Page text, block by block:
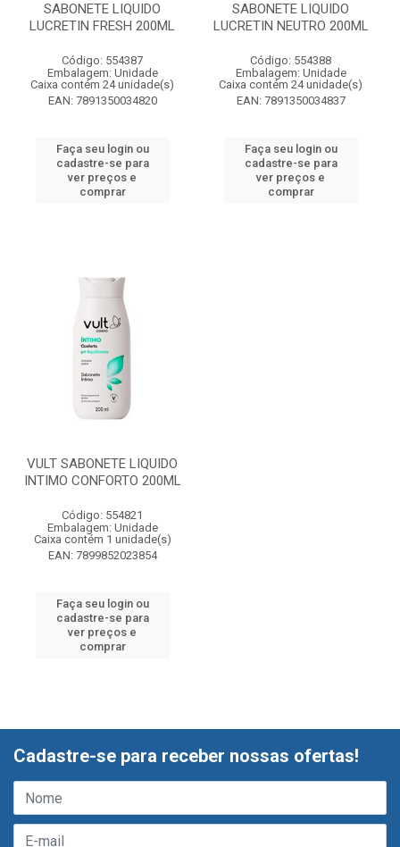
SABONETE LIQUIDO
LUCRETIN FRESH 200ML
Código: 554387
Embalagem: Unidade
Caixa contém 24 unidade(s)
EAN: 7891350034820
Faça seu login ou
cadastre-se para
ver preços e
comprar
SABONETE LIQUIDO
LUCRETIN NEUTRO 200ML
Código: 554388
Embalagem: Unidade
Caixa contém 24 unidade(s)
EAN: 7891350034837
Faça seu login ou
cadastre-se para
ver preços e
comprar
VULT SABONETE LIQUIDO
INTIMO CONFORTO 200ML
Código: 554821
Embalagem: Unidade
Caixa contém 1 unidade(s)
EAN: 7899852023854
Faça seu login ou
cadastre-se para
ver preços e
comprar
Cadastre-se para receber nossas ofertas!